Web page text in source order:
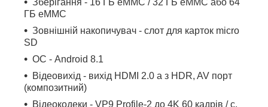
Зберігання - 16 ГБ eMMC / 32 ГБ eMMC або 64
ГБ eMMC
Зовнішній накопичувач - слот для карток micro
SD
ОС - Android 8.1
Відеовихід - вихід HDMI 2.0 a з HDR, AV порт
(композитний)
Відеокодеки - VP9 Profile-2 до 4K 60 кадрів / с,